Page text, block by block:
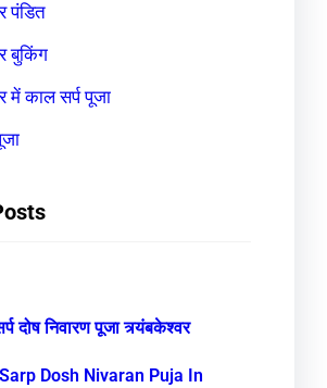
पंडित
बुकिंग
में काल सर्प पूजा
दोष निवारण पूजा त्र्यंबकेश्वर
Dosh Nivaran Puja In